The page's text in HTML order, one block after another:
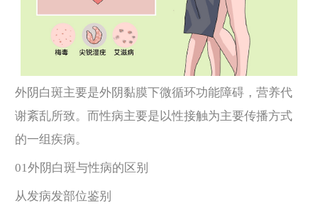
外阴白斑主要是外阴黏膜下微循环功能障碍，营养代
谢紊乱所致。而性病主要是以性接触为主要传播方式
的一组疾病。
01外阴白斑与性病的区别
从发病发部位鉴别